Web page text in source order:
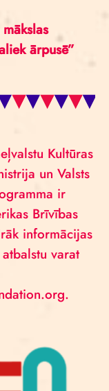
ārpusē”
Kultūras
un Valsts
ir
Brīvības
informācijas
varat